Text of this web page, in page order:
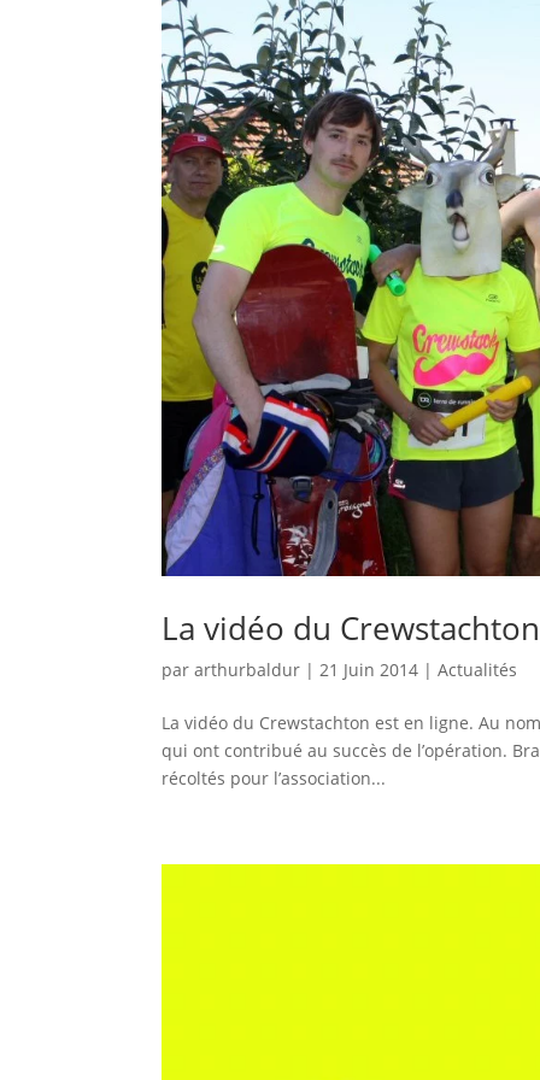
La vidéo du Crewstachton
pararthurbaldur |21 Juin 2014 |Actualités
La vidéo du Crewstachton est en ligne. Au
qui ont contribué au succès de l’opération.
récoltés pour l’association...